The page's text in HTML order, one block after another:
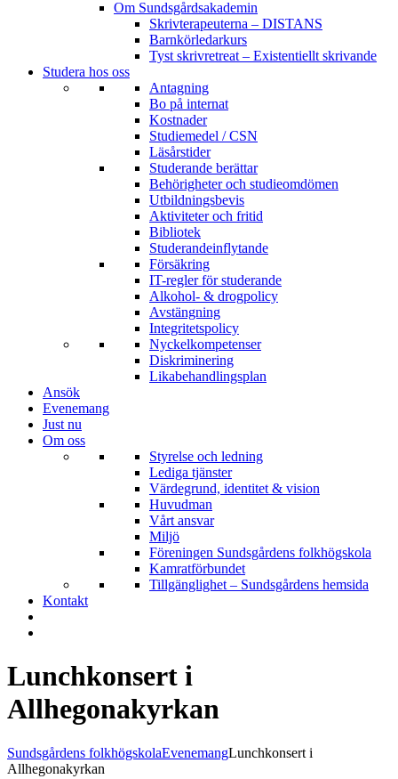
Om Sundsgårdsakademin
Skrivterapeuterna – DISTANS
Barnkörledarkurs
Tyst skrivretreat – Existentiellt skrivande
Studera hos oss
Antagning
Bo på internat
Kostnader
Studiemedel / CSN
Läsårstider
Studerande berättar
Behörigheter och studieomdömen
Utbildningsbevis
Aktiviteter och fritid
Bibliotek
Studerandeinflytande
Försäkring
IT-regler för studerande
Alkohol- & drogpolicy
Avstängning
Integritetspolicy
Nyckelkompetenser
Diskriminering
Likabehandlingsplan
Ansök
Evenemang
Just nu
Om oss
Styrelse och ledning
Lediga tjänster
Värdegrund, identitet & vision
Huvudman
Vårt ansvar
Miljö
Föreningen Sundsgårdens folkhögskola
Kamratförbundet
Tillgänglighet – Sundsgårdens hemsida
Kontakt
Lunchkonsert i
Allhegonakyrkan
Sundsgårdens folkhögskolaEvenemangLunchkonsert i
Allhegonakyrkan